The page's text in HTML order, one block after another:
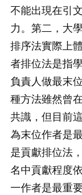
不能出現在引
力。第二，大
排序法實際上
者排位法是指
負責人做最末
種方法雖然曾
共識，但目前
為末位作者是
是貢獻排位法
名中貢獻程度
一作者是最重